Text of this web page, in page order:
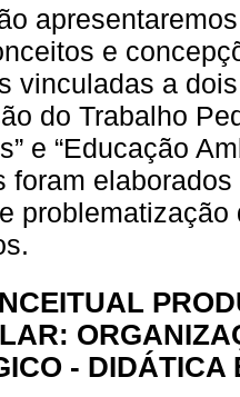
e
vinculadas a
do Trabalho
e “Educação
foram
- DIDÁTICA